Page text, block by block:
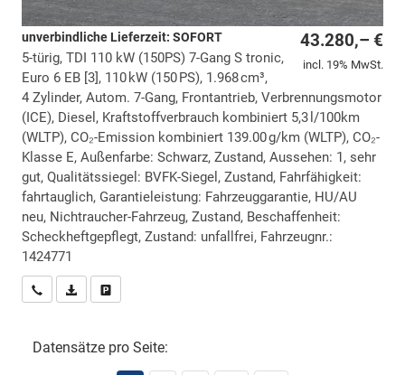
43.280,– €
incl. 19% MwSt.
unverbindliche Lieferzeit: SOFORT
5-türig, TDI 110 kW (150PS) 7-Gang S tronic,
Euro 6 EB [3], 110 kW (150 PS), 1.968 cm³,
4 Zylinder, Autom. 7-Gang, Frontantrieb, Verbrennungsmotor
(ICE), Diesel, Kraftstoffverbrauch kombiniert 5,3 l/100km
(WLTP), CO₂-Emission kombiniert 139.00 g/km (WLTP), CO₂-
Klasse E, Außenfarbe: Schwarz, Zustand, Aussehen: 1, sehr
gut, Qualitätssiegel: BVFK-Siegel, Zustand, Fahrfähigkeit:
fahrtauglich, Garantieleistung: Fahrzeuggarantie, HU/AU
neu, Nichtraucher-Fahrzeug, Zustand, Beschaffenheit:
Scheckheftgepflegt, Zustand: unfallfrei, Fahrzeugnr.:
1424771
Wir rufen Sie anPDF-Datei, Fahrzeugexposé drucken
Datensätze pro Seite: